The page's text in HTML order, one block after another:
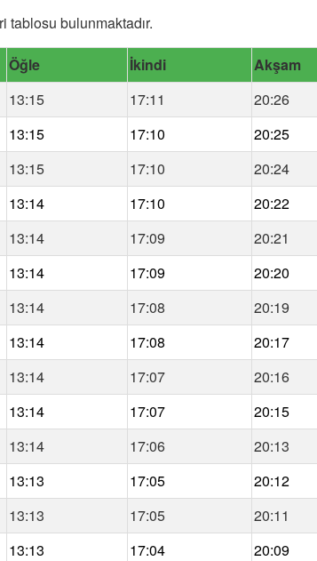
tablosu bulunmaktadır.
Öğle İkindi Akşam
13:15 17:11 20:26
13:15 17:10 20:25
13:15 17:10 20:24
13:14 17:10 20:22
13:14 17:09 20:21
13:14 17:09 20:20
13:14 17:08 20:19
13:14 17:08 20:17
13:14 17:07 20:16
13:14 17:07 20:15
13:14 17:06 20:13
13:13 17:05 20:12
13:13 17:05 20:11
13:13 17:04 20:09